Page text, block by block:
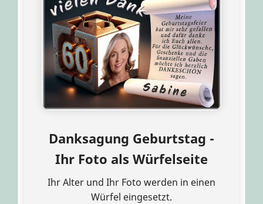
Danksagung Geburtstag -
Ihr Foto als Würfelseite
Ihr Alter und Ihr Foto werden in einen
Würfel eingesetzt.